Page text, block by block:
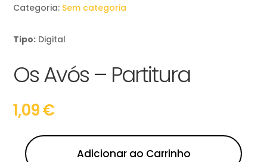
Categoria: Sem categoria
Tipo: Digital
Os Avós – Partitura
1,09€
Adicionar ao Carrinho